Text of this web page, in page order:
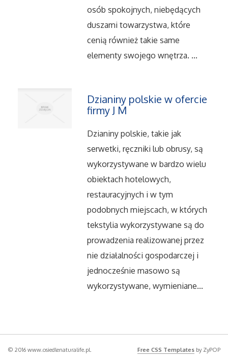
Sprzęt Medyczny
Oprogramowanie
Strony Internetowe
Kontakt
osób spokojnych, niebędących
duszami towarzystwa, które
cenią również takie same
elementy swojego wnętrza. ...
Dzianiny polskie w ofercie
firmy J M
Dzianiny polskie, takie jak
serwetki, ręczniki lub obrusy, są
wykorzystywane w bardzo wielu
obiektach hotelowych,
restauracyjnych i w tym
podobnych miejscach, w których
tekstylia wykorzystywane są do
prowadzenia realizowanej przez
nie działalności gospodarczej i
jednocześnie masowo są
wykorzystywane, wymieniane...
© 2016 www.osiedlenaturalife.pl. Free CSS Templates by ZyPOP